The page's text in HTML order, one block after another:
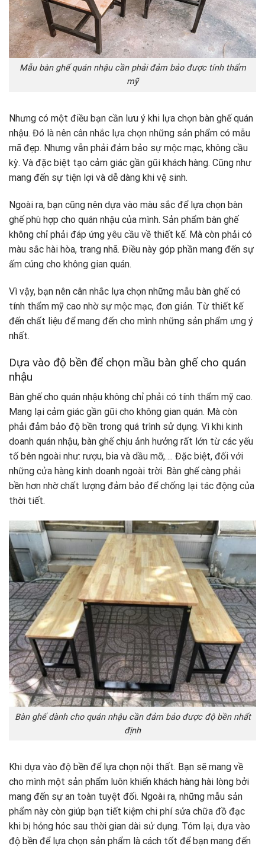
Mẫu bàn ghế quán nhậu cần phải đảm bảo được tính thẩm
mỹ
Nhưng có một điều bạn cần lưu ý khi lựa chọn bàn ghế quán
nhậu. Đó là nên cân nhắc lựa chọn những sản phẩm có mẫu
mã đẹp. Nhưng vẫn phải đảm bảo sự mộc mạc, không cầu
kỳ. Và đặc biệt tạo cảm giác gần gũi khách hàng. Cũng như
mang đến sự tiện lợi và dễ dàng khi vệ sinh.
Ngoài ra, bạn cũng nên dựa vào màu sắc để lựa chọn bàn
ghế phù hợp cho quán nhậu của mình. Sản phẩm bàn ghế
không chỉ phải đáp ứng yêu cầu về thiết kế. Mà còn phải có
màu sắc hài hòa, trang nhã. Điều này góp phần mang đến sự
ấm cúng cho không gian quán.
Vì vậy, bạn nên cân nhắc lựa chọn những mẫu bàn ghế có
tính thẩm mỹ cao nhờ sự mộc mạc, đơn giản. Từ thiết kế
đến chất liệu để mang đến cho mình những sản phẩm ưng ý
nhất.
Dựa vào độ bền để chọn mầu bàn ghế cho quán
nhậu
Bàn ghế cho quán nhậu không chỉ phải có tính thẩm mỹ cao.
Mang lại cảm giác gần gũi cho không gian quán. Mà còn
phải đảm bảo độ bền trong quá trình sử dụng. Vì khi kinh
doanh quán nhậu, bàn ghế chịu ảnh hưởng rất lớn từ các yếu
tố bên ngoài như: rượu, bia và dầu mỡ,…. Đặc biệt, đối với
những cửa hàng kinh doanh ngoài trời. Bàn ghế càng phải
bền hơn nhờ chất lượng đảm bảo để chống lại tác động của
thời tiết.
Bàn ghế dành cho quán nhậu cần đảm bảo được độ bền nhất
định
Khi dựa vào độ bền để lựa chọn nội thất. Bạn sẽ mang về
cho mình một sản phẩm luôn khiến khách hàng hài lòng bởi
mang đến sự an toàn tuyệt đối. Ngoài ra, những mẫu sản
phẩm này còn giúp bạn tiết kiệm chi phí sửa chữa đồ đạc
khi bị hỏng hóc sau thời gian dài sử dụng. Tóm lại, dựa vào
độ bền để lựa chọn sản phẩm là cách tốt để bạn mang đến